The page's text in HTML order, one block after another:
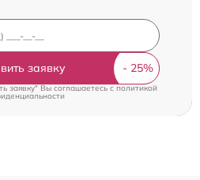
заявку
заявку" Вы соглашаетесь cполитикой